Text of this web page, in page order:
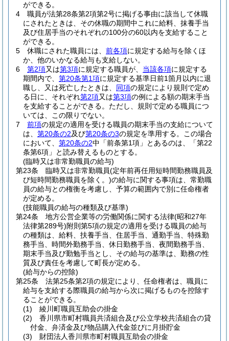
ができる。
4
職員が法第28条第2項第2号に掲げる事由に該当して休職
にされたときは、その休職の期間中これに給料、抹養手当
及び住居手当のそれぞれの100分の60以内を支給すること
ができる。
5
休職にされた職員には、 前各項に規定する給与を除くほ
か、他のいかなる給与も支給しない。
6
第2項又は第3項に規定する職員が、 当該各項に規定する
期間内で、 第20条第1項に規定する基準日前1箇月以内に退
職し、又は死亡したときは、 同項の規定により規則で定め
る日に、それぞれ第2項又は第3項の例による額の期末手当
を支給することができる。 ただし、規則で定める職員につ
いては、この限りでない。
7
前項の規定の適用を受ける職員の期末手当の支給について
は、 第20条の2及び第20条の3の規定を準用する。
この場合
において、 第20条の2中「前条第1項」とあるのは、「第22
条第6項」と読み替えるものとする。
(臨時又は非常勤職員の給与)
第23条
臨時又は非常勤職員(定年前再任用短時間勤務職員及
び短時間勤務職員を除く。)の給与に関する事項は、常勤職
員の給与との権衡を考慮し、予算の範囲内で別に任命権者
が定める。
(技能職員の給与の種類及び基準)
第24条
地方公営企業等の労働関係に関する法律(昭和27年
法律第289号)附則第5項の規定の適用を受ける職員の給与
の種類は、給料、扶養手当、住居手当、通勤手当、特殊勤
務手当、時間外勤務手当、休日勤務手当、夜間勤務手当、
期末手当及び勤勉手当とし、その給与の基準は、勤務の性
質及び責任を考慮して町長が定める。
(給与からの控除)
第25条
法第25条第2項の規定により、任命権者は、職員に
給与を支給する際職員の給与から次に掲げるものを控除す
ることができる。
(1)
綾川町職員互助会の掛金
(2)
香川県市町村職員共済組合及び公立学校共済組合の貸
付金、弁済金及び物品購入代金並びに月掛貯金
(3)
財団法人香川県市町村職員互助会の掛金